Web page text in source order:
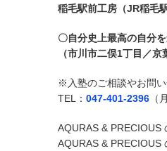
稲毛駅前工房（JR稲毛
〇自分史上最高の自分
（市川市二俣1丁目／
※入塾のご相談やお問い
TEL： 047-401-2396 （
AQURAS & PRECIOUS
AQURAS & PRECIOUS